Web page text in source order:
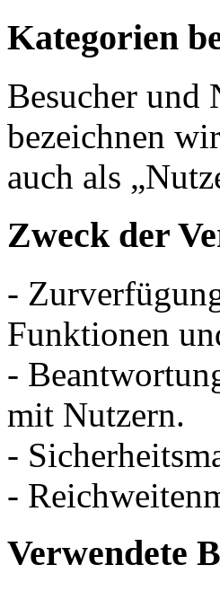
Kategorien
Besucher und
bezeichnen
auch als
Zweck der
-
Funktionen
-
mit Nutzern.
-
-
Verwendete